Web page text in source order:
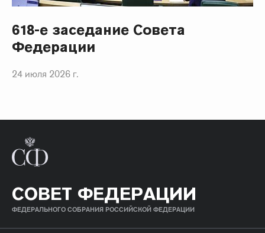
618-е заседание Совета
Федерации
24 июля 2026 г.
СОВЕТ ФЕДЕРАЦИИ
ФЕДЕРАЛЬНОГО СОБРАНИЯ РОССИЙСКОЙ ФЕДЕРАЦИИ